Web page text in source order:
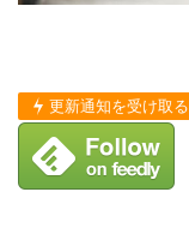
更新通知を受け取る